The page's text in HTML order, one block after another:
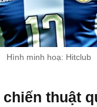
Hình minh hoạ: Hitclub
thuật